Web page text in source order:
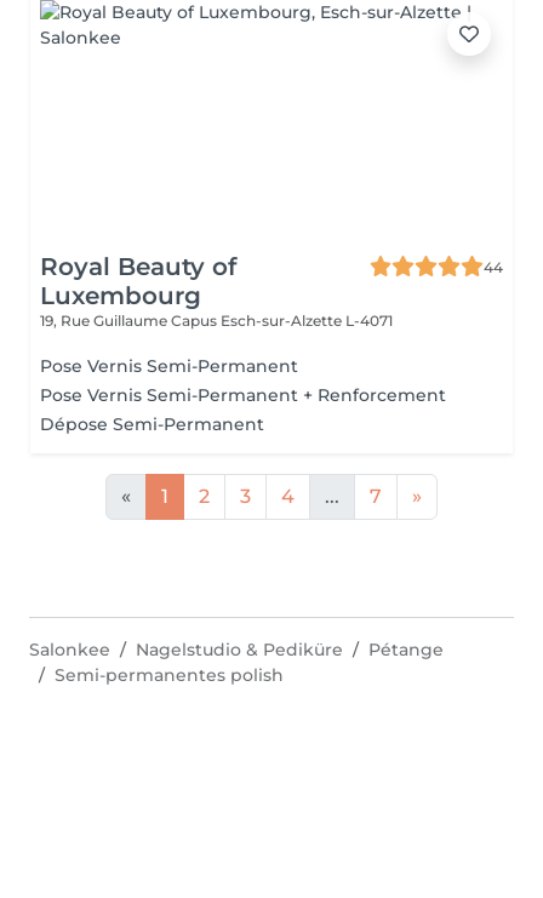
Royal Beauty of
Luxembourg
44
19, Rue Guillaume Capus Esch-sur-Alzette L-4071
Pose Vernis Semi-Permanent
Pose Vernis Semi-Permanent + Renforcement
Dépose Semi-Permanent
« 1 2 3 4 ... 7 »
Salonkee Nagelstudio & Pediküre
Pétange
Semi-permanentes polish